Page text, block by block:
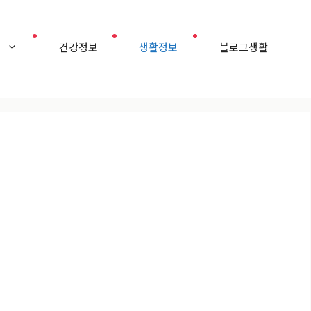
건강정보 생활정보 블로그생활